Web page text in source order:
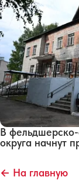
В
округа начнут
← На главную